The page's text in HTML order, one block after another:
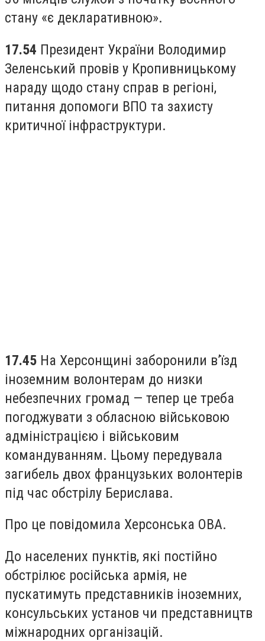
стану «є декларативною».
17.54 Президент України Володимир
Зеленський провів у Кропивницькому
нараду щодо стану справ в регіоні,
питання допомоги ВПО та захисту
критичної інфраструктури.
17.45 На Херсонщині заборонили вʼїзд
іноземним волонтерам до низки
небезпечних громад — тепер це треба
погоджувати з обласною військовою
адміністрацією і військовим
командуванням. Цьому передувала
загибель двох французьких волонтерів
під час обстрілу Берислава.
Про це повідомила Херсонська ОВА.
До населених пунктів, які постійно
обстрілює російська армія, не
пускатимуть представників іноземних,
консульських установ чи представництв
міжнародних організацій.